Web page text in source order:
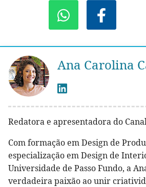
Ana Carolina
Redatora e apresentadora do
Com formação em Design de
especialização em Design de
Universidade de Passo Fundo, a
verdadeira paixão ao unir